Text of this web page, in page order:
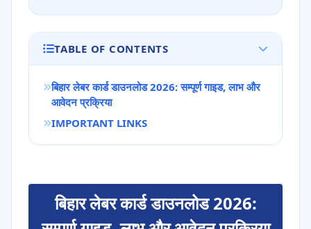
TABLE OF CONTENTS
बिहार लेबर कार्ड डाउनलोड 2026: सम्पूर्ण गाइड, लाभ और
आवेदन प्रक्रिया
IMPORTANT LINKS
बिहार लेबर कार्ड डाउनलोड 2026: